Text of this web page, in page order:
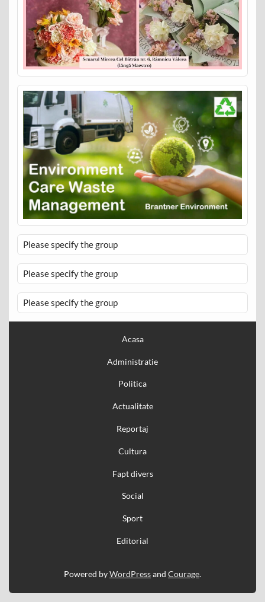
Please specify the group
Please specify the group
Please specify the group
Acasa
Administratie
Politica
Actualitate
Reportaj
Cultura
Fapt divers
Social
Sport
Editorial
Powered byWordPressand Courage.